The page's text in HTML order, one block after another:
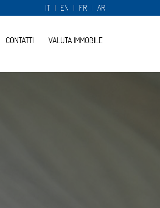
IT EN FR AR
CONTATTI VALUTA IMMOBILE